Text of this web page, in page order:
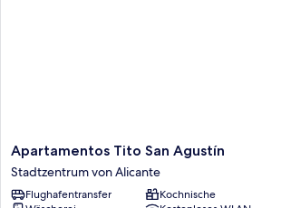
Apartamentos
Tito
San
Agustín
Apartamentos Tito San Agustín
Stadtzentrum von Alicante
Flughafentransfer
Kochnische